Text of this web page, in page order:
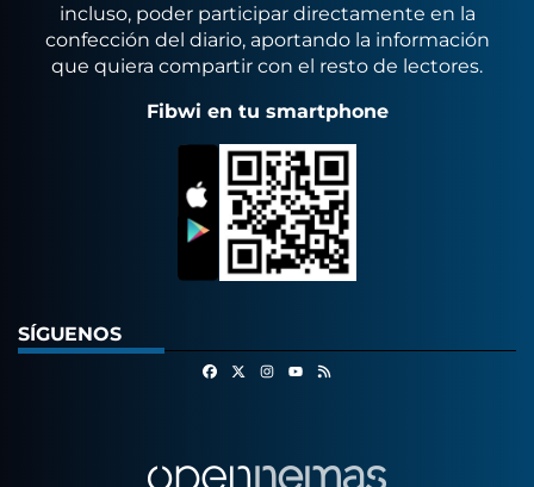
incluso, poder participar directamente en la
confección del diario, aportando la información
que quiera compartir con el resto de lectores.
Fibwi en tu smartphone
SÍGUENOS
FacebookInstagram